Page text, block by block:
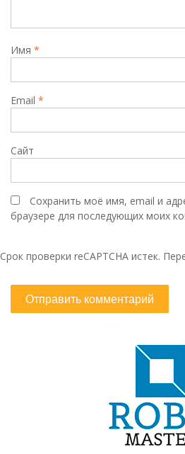
Имя *
Email *
Сайт
Сохранить моё имя, email и
браузере для последующих моих
Срок проверки reCAPTCHA истек.